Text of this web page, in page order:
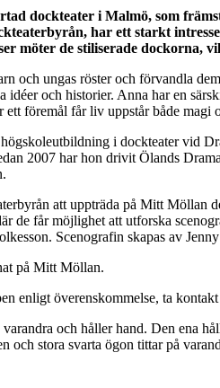
dockteater i Malmö, som
har ett starkt
möter de stiliserade
och ungas röster och förvandla
idéer och historier. Anna har en
ett föremål får liv uppstår både magi
i dockteater vid
2007 har hon drivit Ölands
att uppträda på Mitt Möllan
de får möjlighet att utforska
Scenografin skapas av
på Mitt Möllan.
enligt överenskommelse, ta